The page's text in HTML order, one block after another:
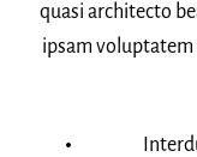
quasi architecto
ipsam